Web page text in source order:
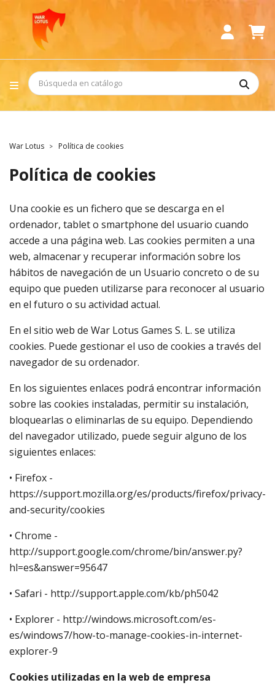
War Lotus Política de cookies
Política de cookies
Una cookie es un fichero que se descarga en el
ordenador, tablet o smartphone del usuario cuando
accede a una página web. Las cookies permiten a una
web, almacenar y recuperar información sobre los
hábitos de navegación de un Usuario concreto o de su
equipo que pueden utilizarse para reconocer al usuario
en el futuro o su actividad actual.
En el sitio web de War Lotus Games S. L. se utiliza
cookies. Puede gestionar el uso de cookies a través del
navegador de su ordenador.
En los siguientes enlaces podrá encontrar información
sobre las cookies instaladas, permitir su instalación,
bloquearlas o eliminarlas de su equipo. Dependiendo
del navegador utilizado, puede seguir alguno de los
siguientes enlaces:
• Firefox -
https://support.mozilla.org/es/products/firefox/privacy-
and-security/cookies
• Chrome -
http://support.google.com/chrome/bin/answer.py?
hl=es&answer=95647
• Safari - http://support.apple.com/kb/ph5042
• Explorer - http://windows.microsoft.com/es-
es/windows7/how-to-manage-cookies-in-internet-
explorer-9
Cookies utilizadas en la web de empresa